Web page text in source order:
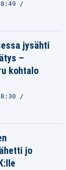
jysähti
–
kohtalo
jo